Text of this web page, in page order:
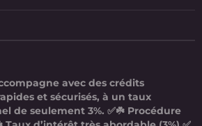
avec des crédits
et sécurisés, à un taux
de seulement 3%. ✅☘️ Procédure